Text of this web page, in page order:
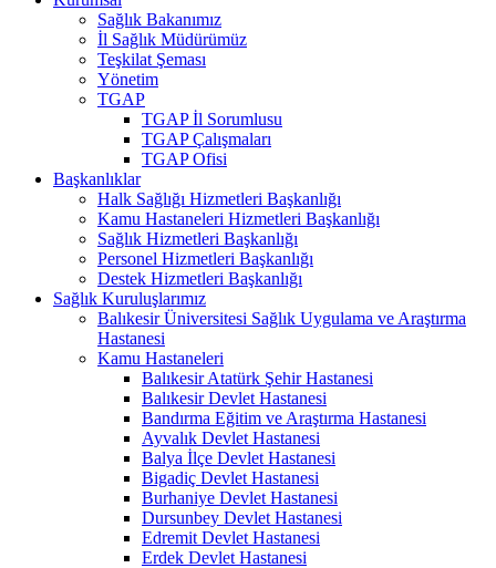
Sağlık Bakanımız
İl Sağlık Müdürümüz
Teşkilat Şeması
Yönetim
TGAP
TGAP İl Sorumlusu
TGAP Çalışmaları
TGAP Ofisi
Başkanlıklar
Halk Sağlığı Hizmetleri Başkanlığı
Kamu Hastaneleri Hizmetleri Başkanlığı
Sağlık Hizmetleri Başkanlığı
Personel Hizmetleri Başkanlığı
Destek Hizmetleri Başkanlığı
Sağlık Kuruluşlarımız
Balıkesir Üniversitesi Sağlık Uygulama ve Araştırma
Hastanesi
Kamu Hastaneleri
Balıkesir Atatürk Şehir Hastanesi
Balıkesir Devlet Hastanesi
Bandırma Eğitim ve Araştırma Hastanesi
Ayvalık Devlet Hastanesi
Balya İlçe Devlet Hastanesi
Bigadiç Devlet Hastanesi
Burhaniye Devlet Hastanesi
Dursunbey Devlet Hastanesi
Edremit Devlet Hastanesi
Erdek Devlet Hastanesi